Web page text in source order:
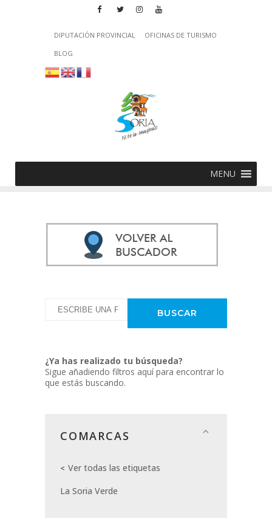
DIPUTACIÓN PROVINCIAL
OFICINAS DE TURISMO
BLOG
MENU
¿Ya has realizado tu búsqueda?
Sigue añadiendo filtros aquí para encontrar lo
que estás buscando.
COMARCAS
Ver todas las etiquetas
La Soria Verde